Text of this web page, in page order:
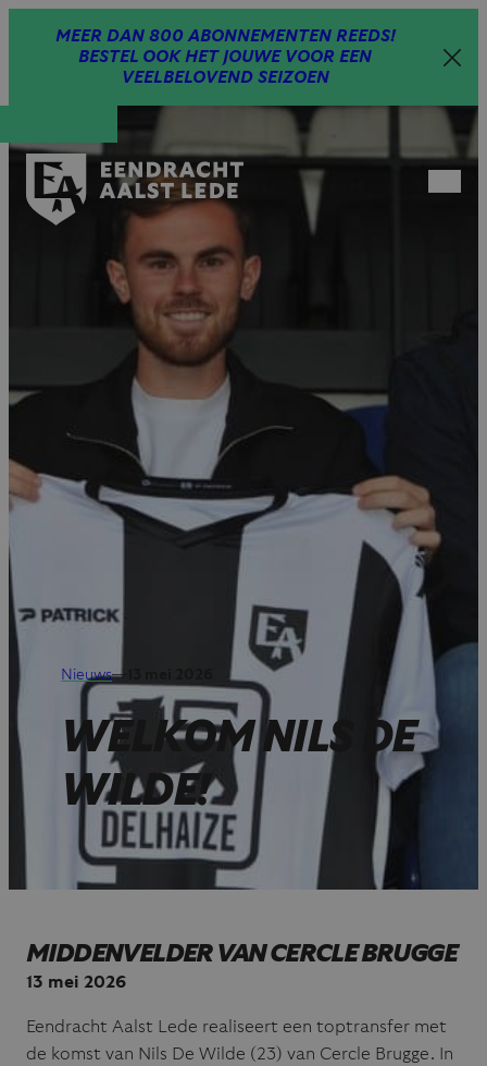
MEER DAN 800 ABONNEMENTEN REEDS!
BESTEL OOK HET JOUWE VOOR EEN
VEELBELOVEND SEIZOEN
menu
Nieuws—
WELKOM NILS DE
WILDE!
MIDDENVELDER VAN CERCLE BRUGGE
13 mei 2026
Eendracht Aalst Lede realiseert een toptransfer met
de komst van Nils De Wilde (23) van Cercle Brugge. In